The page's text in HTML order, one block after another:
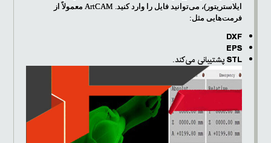
ایلاستریتور)، می‌توانید فایل را وارد کنید. ArtCAM معمولاً از
فرمت‌هایی مثل:
DXF
EPS
STLپشتیبانی می‌کند.